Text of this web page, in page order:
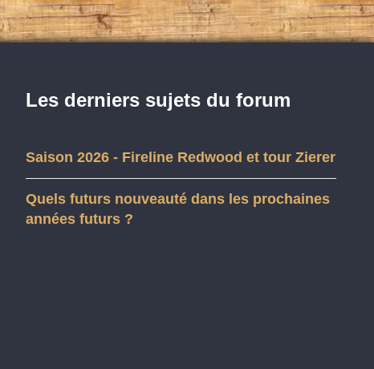
Les derniers sujets du forum
Saison 2026 - Fireline Redwood et tour Zierer
Quels futurs nouveauté dans les prochaines
années futurs ?